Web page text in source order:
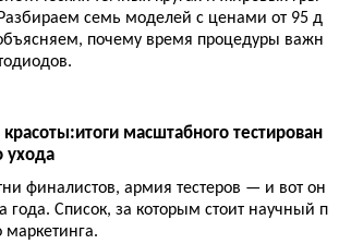
семь моделей с ценами от 95 д
почему время процедуры важн
масштабного тестирован
ухода
финалистов, армия тестеров — и вот он
года. Список, за которым стоит научный п